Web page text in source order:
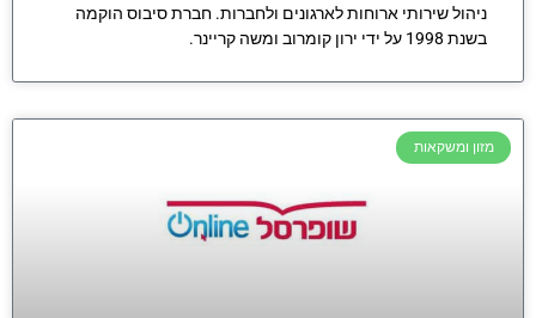
ניהול שירותי ארוחות לארגונים ולחברות. חברת סיבוס הוקמה
בשנת 1998 על ידי ירון קומרוב ומשה קריינר.
מזון ומשקאות